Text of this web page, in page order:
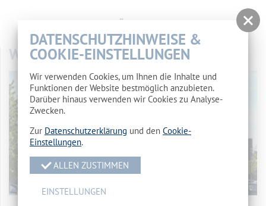
Übersicht
WOHNHEIM
DATENSCHUTZHINWEISE &
COOKIE-EINSTELLUNGEN
Wir verwenden Cookies, um Ihnen die Inhalte und
Funktionen der Website bestmöglich anzubieten.
Darüber hinaus verwenden wir Cookies zu Analyse-
Zwecken.
Zur Datenschutzerklärung und den Cookie-
Einstellungen.
ALLEN ZUSTIMMEN
EINSTELLUNGEN